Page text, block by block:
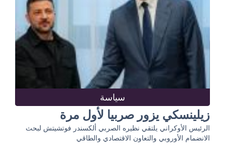
سياسة
زيلينسكي يزور صربيا لأول مرة
الرئيس الأوكراني يلتقي نظيره الصربي ألكسندر فوتشيتش لبحث
الانضمام الأوروبي والتعاون الاقتصادي والطاقي